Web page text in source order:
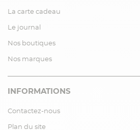
La carte cadeau
Le journal
Nos boutiques
Nos marques
INFORMATIONS
Contactez-nous
Plan du site